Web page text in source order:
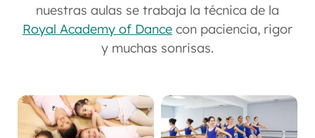
nuestras aulas se trabaja la técnica de la
Royal Academy of Dance con paciencia, rigor
y muchas sonrisas.